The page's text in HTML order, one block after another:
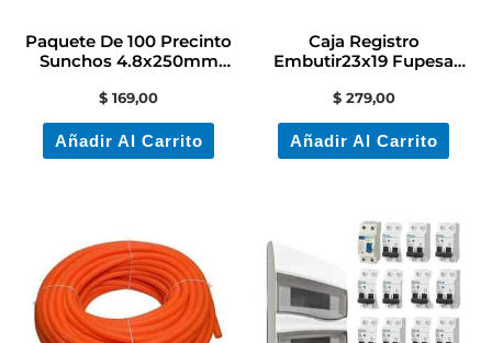
Paquete De 100 Precinto
Sunchos 4.8x250mm
$ 169,00
Añadir Al Carrito
Caja Registro
Embutir23x19 Fupesa
$279,00
Añadir Al Carrito